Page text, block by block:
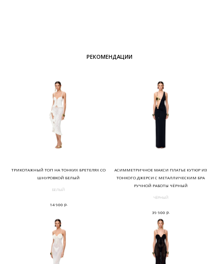
РЕКОМЕНДАЦИИ
ТРИКОТАЖНЫЙ ТОП НА ТОНКИХ БРЕТЕЛЯХ СО
ШНУРОВКОЙ БЕЛЫЙ
БЕЛЫЙ
14 900 р.
АСИММЕТРИЧНОЕ МАКСИ ПЛАТЬЕ КУТЮР ИЗ
ТОНКОГО ДЖЕРСИ С МЕТАЛЛИЧЕСКИМ БРА
РУЧНОЙ РАБОТЫ ЧЁРНЫЙ
ЧЁРНЫЙ
39 900 р.